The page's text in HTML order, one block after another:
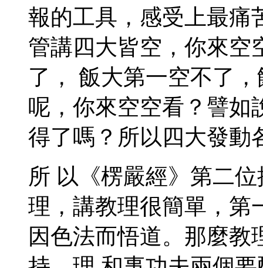
報的工具，感受上最痛
管講四大皆空，你來空
了， 飯大第一空不了
呢，你來空空看？譬如
得了嗎？所以四大發動
所 以《楞嚴經》第二
理，講教理很簡單，第
因色法而悟道。那麼